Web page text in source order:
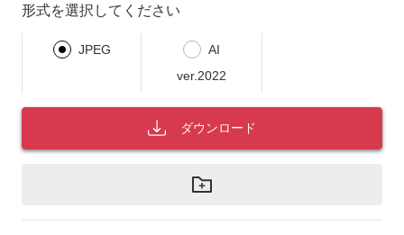
形式を選択してください
JPEG
AI
ver.2022
ダウンロード